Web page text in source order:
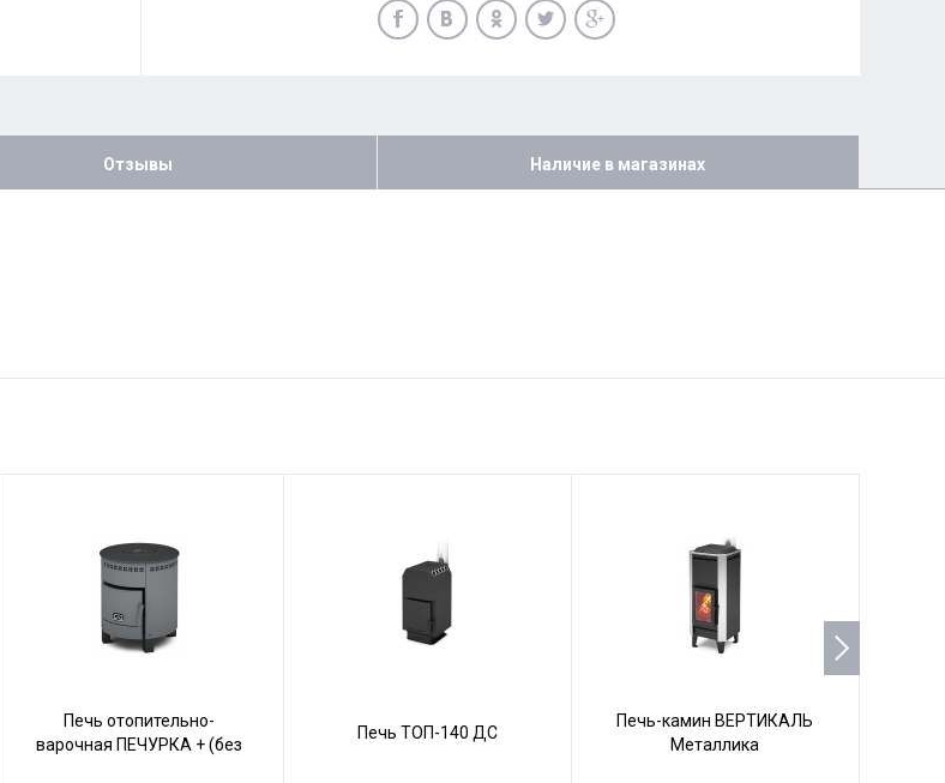
Отзывы Наличие в магазинах
Печь отопительно-
варочная ПЕЧУРКА + (без
Печь ТОП-140 ДС
Печь-камин ВЕРТИКАЛЬ
Металлика